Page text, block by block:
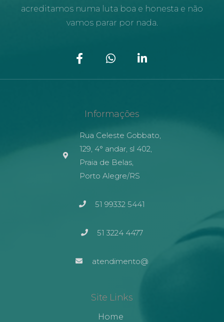
acreditamos numa luta boa e honesta e não
vamos parar por nada.
Informações
Rua Celeste Gobbato,
129, 4° andar, sl 402,
Praia de Belas,
Porto Alegre/RS
51 99332 5441
51 3224 4477
atendimento@
Site Links
Home